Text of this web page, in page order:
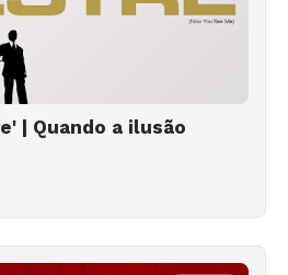
| Quando a ilusão